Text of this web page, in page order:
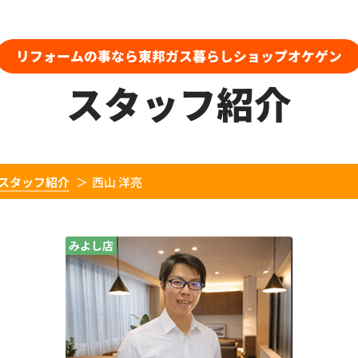
リフォームの事なら東邦ガス暮らしショップオケゲン
スタッフ紹介
タッフ紹介 西山 洋亮
みよし店